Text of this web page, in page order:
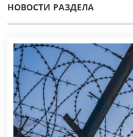
НОВОСТИ РАЗДЕЛА